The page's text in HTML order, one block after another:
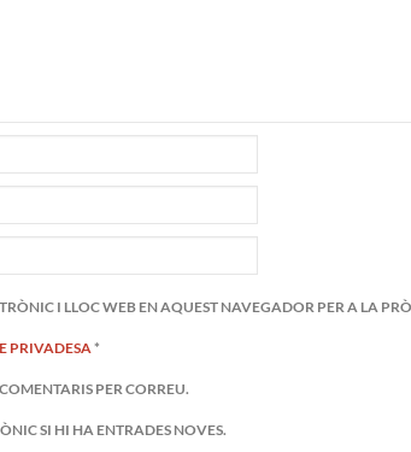
I LLOC WEB EN AQUEST NAVEGADOR PER A LA
PRIVADESA *
PER CORREU.
SI HI HA ENTRADES NOVES.